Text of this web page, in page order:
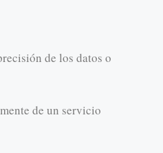
de los datos o
de un servicio